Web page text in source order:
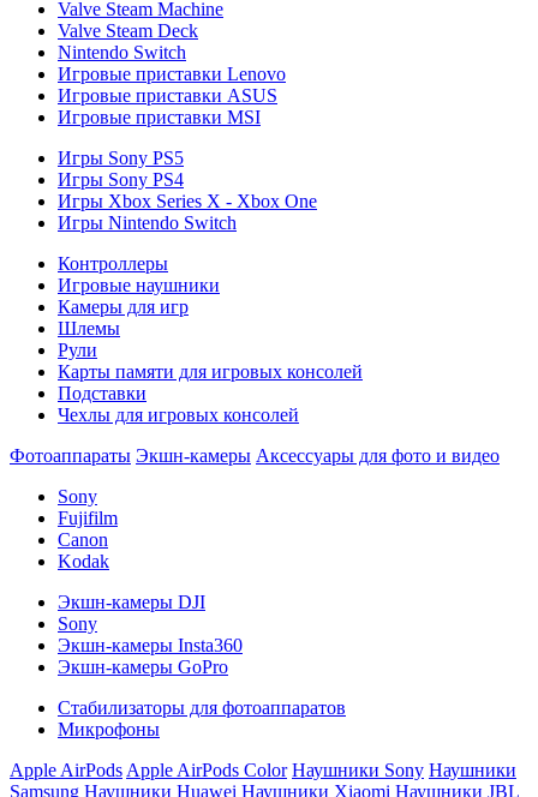
Valve Steam Machine
Valve Steam Deck
Nintendo Switch
Игровые приставки Lenovo
Игровые приставки ASUS
Игровые приставки MSI
Игры Sony PS5
Игры Sony PS4
Игры Xbox Series X - Xbox One
Игры Nintendo Switch
Контроллеры
Игровые наушники
Камеры для игр
Шлемы
Рули
Карты памяти для игровых консолей
Подставки
Чехлы для игровых консолей
Фотоаппараты Экшн-камеры Аксессуары для фото и видео
Sony
Fujifilm
Canon
Kodak
Экшн-камеры DJI
Sony
Экшн-камеры Insta360
Экшн-камеры GoPro
Стабилизаторы для фотоаппаратов
Микрофоны
Apple AirPods Apple AirPods Color Наушники Sony Наушники
Samsung Наушники Huawei Наушники Xiaomi Наушники JBL